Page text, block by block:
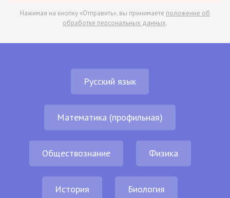
Нажимая на кнопку «Отправить», вы принимаете положение об
обработке персональных данных.
Русский язык
Математика (профильная)
Обществознание Физика
История Биология